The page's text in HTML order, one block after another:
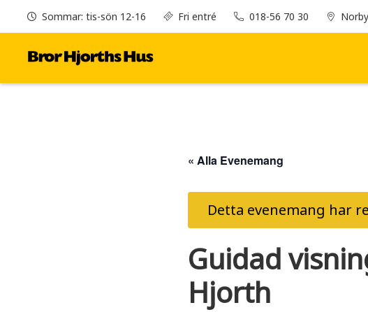
Sommar: tis-sön 12-16 Fri entré 018-56 70 30
« Alla Evenemang
Detta evenemang har
Guidad
Hjorth